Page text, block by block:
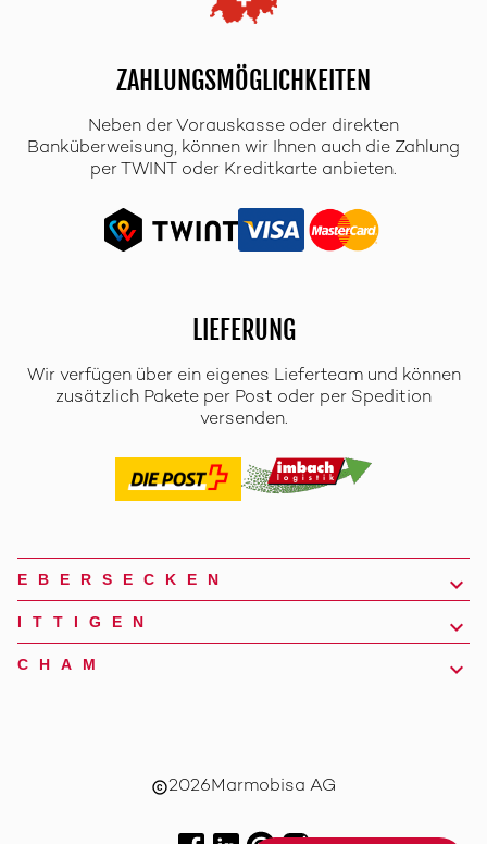
ZAHLUNGSMÖGLICHKEITEN
Neben der Vorauskasse oder direkten
Banküberweisung, können wir Ihnen auch die Zahlung
per TWINT oder Kreditkarte anbieten.
LIEFERUNG
Wir verfügen über ein eigenes Lieferteam und können
zusätzlich Pakete per Post oder per Spedition
versenden.
EBERSECKEN
ITTIGEN
CHAM
copyright2026Marmobisa AG